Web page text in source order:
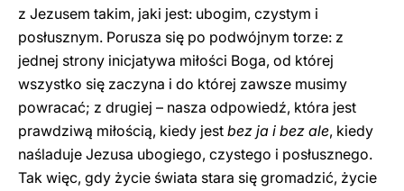
z Jezusem takim, jaki jest: ubogim, czystym i
posłusznym. Porusza się po podwójnym torze: z
jednej strony inicjatywa miłości Boga, od której
wszystko się zaczyna i do której zawsze musimy
powracać; z drugiej – nasza odpowiedź, która jest
prawdziwą miłością, kiedy jest bez ja i bez ale, kiedy
naśladuje Jezusa ubogiego, czystego i posłusznego.
Tak więc, gdy życie świata stara się gromadzić, życie